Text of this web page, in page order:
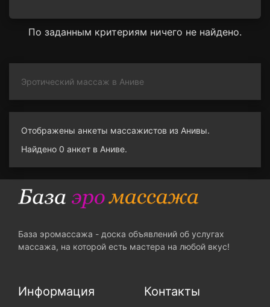
По заданным критериям ничего не найдено.
Эротический массаж в Аниве
Отображены анкеты массажистов из Анивы.
Найдено 0 анкет в Аниве.
База эромассажа - доска объявлений об услугах
массажа, на которой есть мастера на любой вкус!
Информация Контакты